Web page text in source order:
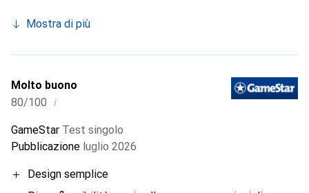
Mostra di più
Molto buono
80/100 i
GameStar Test singolo
Pubblicazione luglio 2026
Design semplice